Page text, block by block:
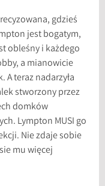
gdzieś
jest bogatym,
obleśny i każdego
a mianowicie
teraz nadarzyła
stworzony przez
domków
Lympton MUSI go
Nie zdaje sobie
mu więcej